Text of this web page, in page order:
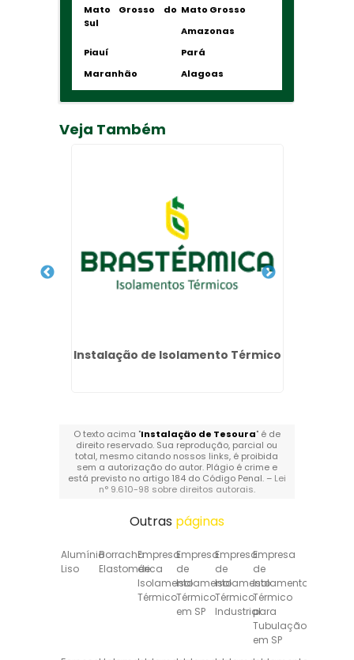
Mato Grosso do
Sul
Mato Grosso
Amazonas
Piauí
Pará
Maranhão
Alagoas
Veja Também
Instalação de Isolamento Térmico
O texto acima "Instalação de Tesoura" é de
direito reservado. Sua reprodução, parcial ou
total, mesmo citando nossos links, é proibida
sem a autorização do autor. Plágio é crime e
está previsto no artigo 184 do Código Penal. – Lei
n° 9.610-98 sobre direitos autorais.
Outras páginas
Alumínio
Liso
Borracha
Elastomérica
Empresa
de
Isolamento
Térmico
Empresa
de
Isolamento
Térmico
em SP
Empresa
de
Isolamento
Térmico
Industrial
Empresa
de
Isolamento
Térmico
para
Tubulação
em SP